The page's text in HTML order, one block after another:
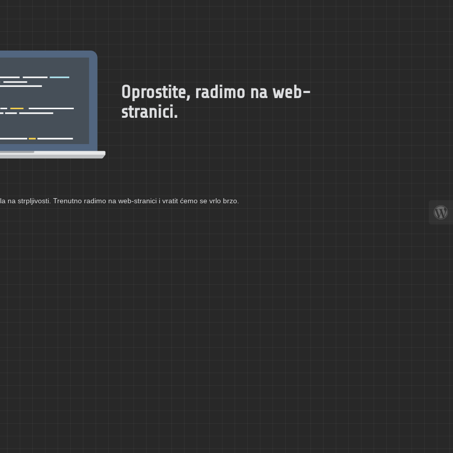
Oprostite, radimo na web-
stranici.
na strpljivosti. Trenutno radimo na web-stranici i vratit ćemo se vrlo brzo.